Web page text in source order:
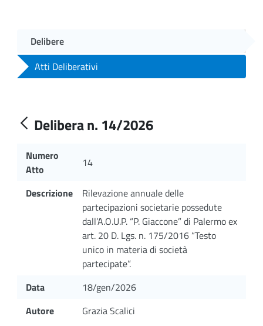
Delibere
Atti Deliberativi
Delibera n. 14/2026
Numero
Atto
14
Descrizione
Rilevazione annuale delle
partecipazioni societarie possedute
dall’A.O.U.P. “P. Giaccone” di Palermo ex
art. 20 D. Lgs. n. 175/2016 “Testo
unico in materia di società
partecipate”.
Data
18/gen/2026
Autore
Grazia Scalici